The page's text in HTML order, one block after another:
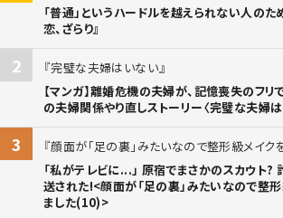
「普通」というハードルを越えられない人のた
恋、ざらり』
2
完璧な夫婦はいない
【マンガ】離婚危機の夫婦が、記憶喪失のフ
の夫婦関係やり直しストーリー〈完璧な夫婦は
3
顔面が「足の裏」みたいなので整形級メイク
「私がテレビに...」 原宿でまさかのスカウト
送された!<顔面が「足の裏」みたいなので整
ました(10)>